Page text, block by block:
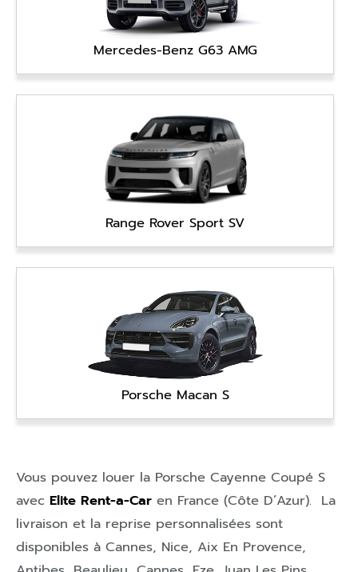
Mercedes-Benz G63 AMG
Range Rover Sport SV
Porsche Macan S
Vous pouvez louer la Porsche Cayenne Coupé S
avec Elite Rent-a-Car en France (Côte D’Azur). La
livraison et la reprise personnalisées sont
disponibles à Cannes, Nice, Aix En Provence,